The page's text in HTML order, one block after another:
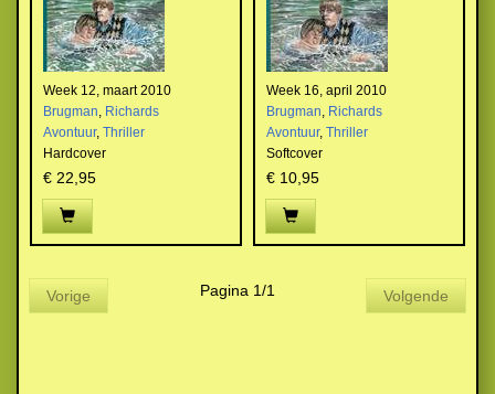
Week 12, maart 2010
Brugman, Richards
Avontuur, Thriller
Hardcover
€ 22,95
Week 16, april 2010
Brugman, Richards
Avontuur, Thriller
Softcover
€ 10,95
Vorige Pagina 1/1 Volgende